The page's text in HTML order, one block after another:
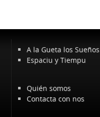
A la Gueta los Sueños
Espaciu y Tiempu
Quién somos
Contacta con nos